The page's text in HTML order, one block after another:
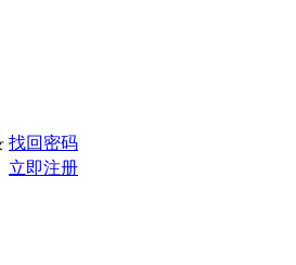
找回密码
立即注册